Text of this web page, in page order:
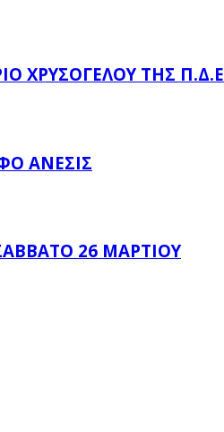
ΧΡΥΣΌΓΕΛΟΥ ΤΗΣ Π.Δ.Ε
ΑΝΕΣΙΣ
26 ΜΑΡΤΊΟΥ